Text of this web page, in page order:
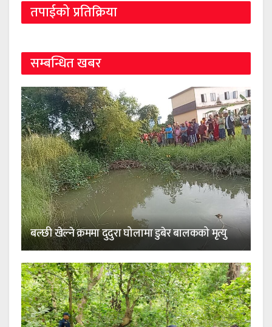
तपाईको प्रतिक्रिया
सम्बन्धित खबर
बल्छी खेल्ने क्रममा दुदुरा घोलामा डुबेर बालकको मृत्यु